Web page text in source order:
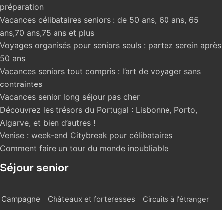
préparation
Vacances célibataires seniors : de 50 ans, 60 ans, 65
ans,70 ans,75 ans et plus
Voyages organisés pour seniors seuls : partez serein après
50 ans
Vacances seniors tout compris : l’art de voyager sans
contraintes
Vacances senior long séjour pas cher
Découvrez les trésors du Portugal : Lisbonne, Porto,
Algarve, et bien d’autres !
Venise : week-end Citybreak pour célibataires
Comment faire un tour du monde inoubliable
Séjour senior
Campagne Châteaux et forteresses
Circuits à l'étranger